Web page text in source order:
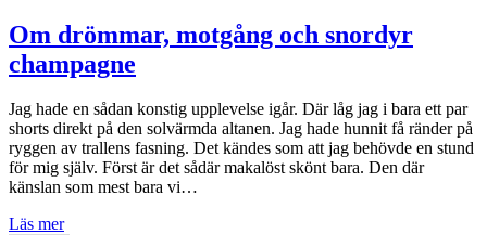
Om drömmar, motgång och snordyr
champagne
Jag hade en sådan konstig upplevelse igår. Där låg jag i bara ett par
shorts direkt på den solvärmda altanen. Jag hade hunnit få ränder på
ryggen av trallens fasning. Det kändes som att jag behövde en stund
för mig själv. Först är det sådär makalöst skönt bara. Den där
känslan som mest bara vi…
Läs mer